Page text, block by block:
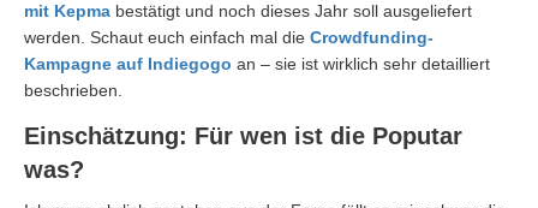
mit Kepma bestätigt und noch dieses Jahr soll ausgeliefert
werden. Schaut euch einfach mal die Crowdfunding-
Kampagne auf Indiegogo an – sie ist wirklich sehr detailliert
beschrieben.
Einschätzung: Für wen ist die Poputar
was?